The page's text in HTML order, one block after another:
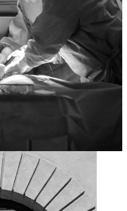
en tant que
et Languedoc-
régulièrement au-
une vision
spécifiques des
Notre mission :
de nos clients